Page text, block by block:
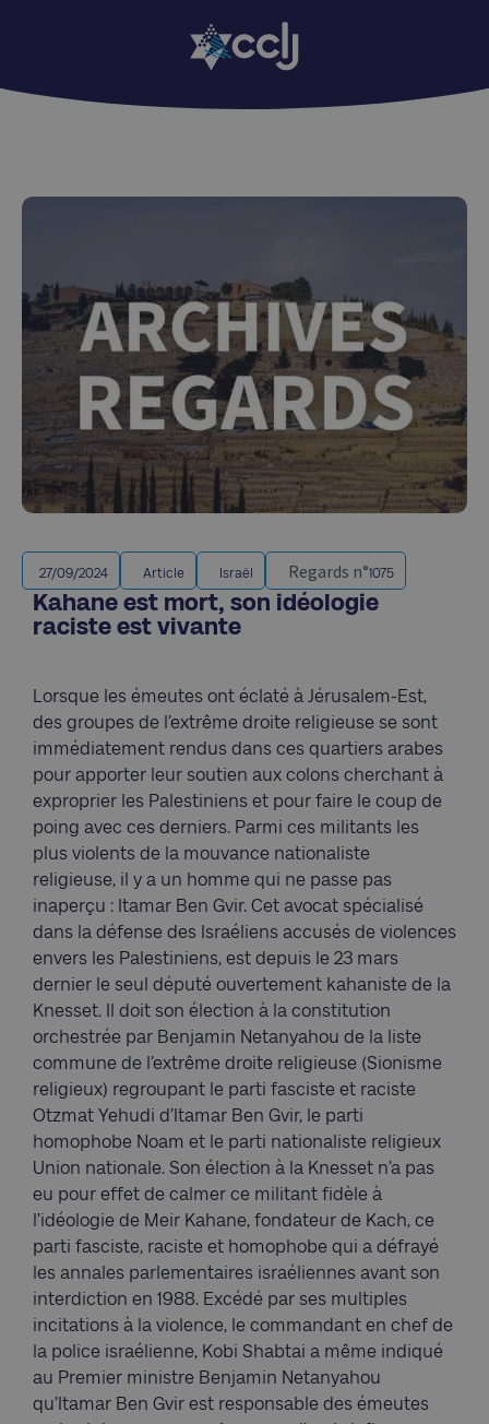
27/09/2024 Article Israël Regards n°1075
Kahane est mort, son idéologie
raciste est vivante
Lorsque les émeutes ont éclaté à Jérusalem-Est,
des groupes de l’extrême droite religieuse se sont
immédiatement rendus dans ces quartiers arabes
pour apporter leur soutien aux colons cherchant à
exproprier les Palestiniens et pour faire le coup de
poing avec ces derniers. Parmi ces militants les
plus violents de la mouvance nationaliste
religieuse, il y a un homme qui ne passe pas
inaperçu : Itamar Ben Gvir. Cet avocat spécialisé
dans la défense des Israéliens accusés de violences
envers les Palestiniens, est depuis le 23 mars
dernier le seul député ouvertement kahaniste de la
Knesset. Il doit son élection à la constitution
orchestrée par Benjamin Netanyahou de la liste
commune de l’extrême droite religieuse (Sionisme
religieux) regroupant le parti fasciste et raciste
Otzmat Yehudi d’Itamar Ben Gvir, le parti
homophobe Noam et le parti nationaliste religieux
Union nationale. Son élection à la Knesset n’a pas
eu pour effet de calmer ce militant fidèle à
l’idéologie de Meir Kahane, fondateur de Kach, ce
parti fasciste, raciste et homophobe qui a défrayé
les annales parlementaires israéliennes avant son
interdiction en 1988. Excédé par ses multiples
incitations à la violence, le commandant en chef de
la police israélienne, Kobi Shabtai a même indiqué
au Premier ministre Benjamin Netanyahou
qu’Itamar Ben Gvir est responsable des émeutes